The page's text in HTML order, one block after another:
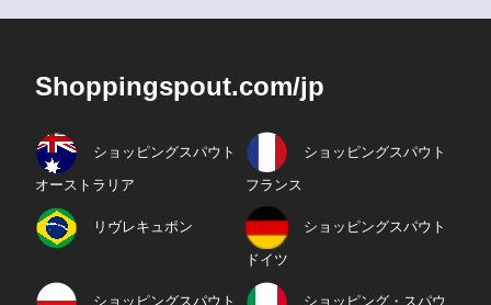
Shoppingspout.com/jp
ショッピングスパウト
オーストラリア
ショッピングスパウト
フランス
リヴレキュポン ショッピングスパウト
ドイツ
ショッピングスパウト ショッピング・スパウ